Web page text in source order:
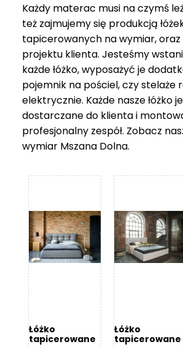
Każdy materac musi na czymś
też zajmujemy się produkcją
tapicerowanych na wymiar,
projektu klienta. Jesteśmy
każde łóżko, wyposażyć je
pojemnik na pościel, czy stelaże
elektrycznie. Każde nasze łóżko
dostarczane do klienta i
profesjonalny zespół. Zobacz
wymiar Mszana Dolna.
Łóżko
tapicerowane
Łóżko
tapicerowane